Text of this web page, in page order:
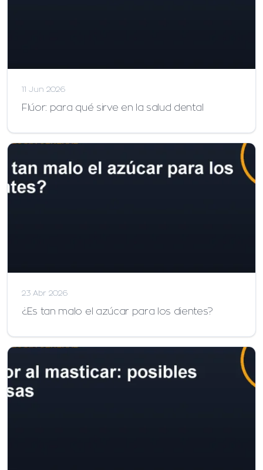
11 Jun 2026
Flúor: para qué sirve en la salud dental
23 Abr 2026
¿Es tan malo el azúcar para los dientes?